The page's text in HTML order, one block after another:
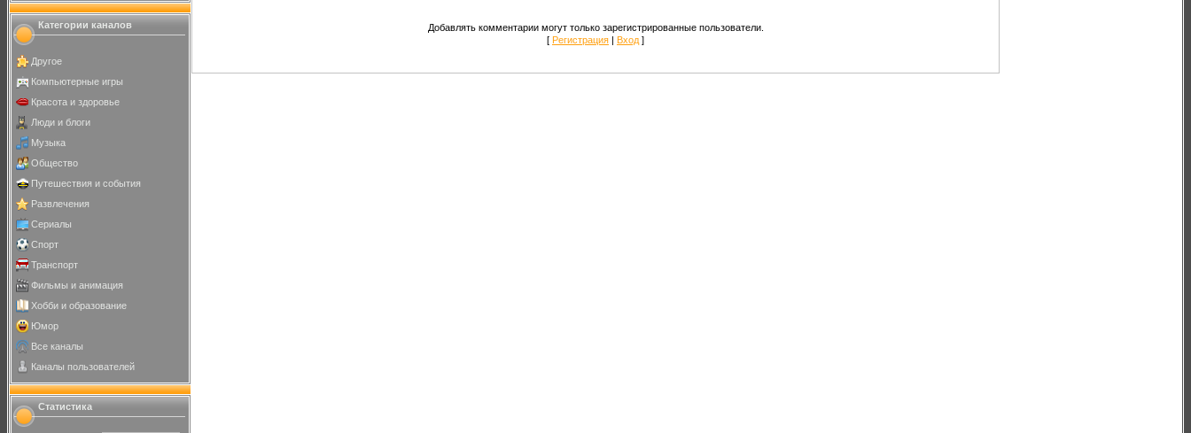
Категории каналов
Другое
Компьютерные игры
Красота и здоровье
Люди и блоги
Музыка
Общество
Путешествия и события
Развлечения
Сериалы
Спорт
Транспорт
Фильмы и анимация
Хобби и образование
Юмор
Все каналы
Каналы пользователей
Статистика
Добавлять комментарии могут только зарегистрированные пользователи.
[ Регистрация | Вход ]